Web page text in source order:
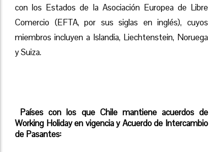
con los Estados de la Asociación Europea de Libre
Comercio (EFTA, por sus siglas en inglés), cuyos
miembros incluyen a Islandia, Liechtenstein, Noruega
y Suiza.
Países con los que Chile mantiene acuerdos de
Working Holiday en vigencia y Acuerdo de Intercambio
de Pasantes: